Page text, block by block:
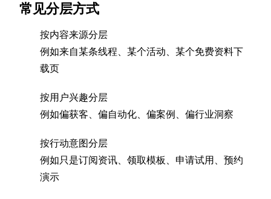
常见分层方式
按内容来源分层
例如来自某条线程、某个活动、某个免费资料下
载页
按用户兴趣分层
例如偏获客、偏自动化、偏案例、偏行业洞察
按行动意图分层
例如只是订阅资讯、领取模板、申请试用、预约
演示